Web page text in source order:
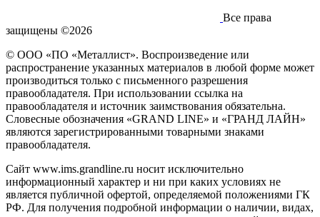
Все права
защищены ©2026
© ООО «ПО «Металлист». Воспроизведение или
распространение указанных материалов в любой форме может
производиться только с письменного разрешения
правообладателя. При использовании ссылка на
правообладателя и источник заимствования обязательна.
Словесные обозначения «GRAND LINE» и «ГРАНД ЛАЙН»
являются зарегистрированными товарными знаками
правообладателя.
Сайт www.ims.grandline.ru носит исключительно
информационный характер и ни при каких условиях не
является публичной офертой, определяемой положениями ГК
РФ. Для получения подробной информации о наличии, видах,